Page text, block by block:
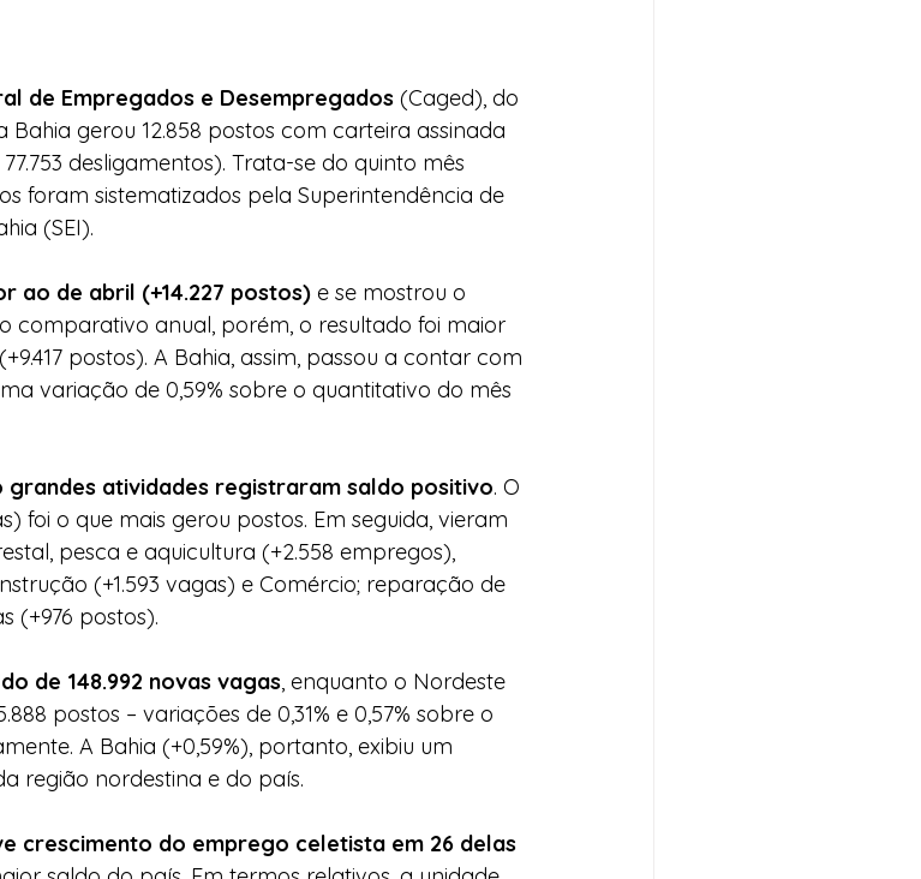
de Empregados e Desempregados (Caged), do
Bahia gerou 12.858 postos com carteira assinada
desligamentos). Trata-se do quinto mês
foram sistematizados pela Superintendência de
(SEI).
ao de abril (+14.227 postos) e se mostrou o
comparativo anual, porém, o resultado foi maior
postos). A Bahia, assim, passou a contar com
variação de 0,59% sobre o quantitativo do mês
grandes atividades registraram saldo positivo. O
foi o que mais gerou postos. Em seguida, vieram
pesca e aquicultura (+2.558 empregos),
(+1.593 vagas) e Comércio; reparação de
(+976 postos).
de 148.992 novas vagas, enquanto o Nordeste
postos – variações de 0,31% e 0,57% sobre o
A Bahia (+0,59%), portanto, exibiu um
região nordestina e do país.
crescimento do emprego celetista em 26 delas